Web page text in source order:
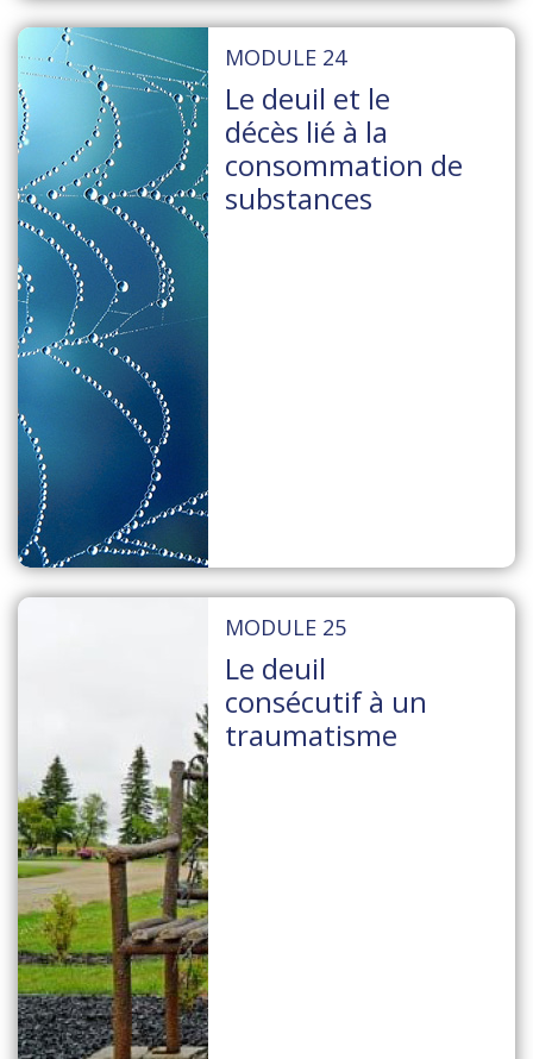
MODULE 24
Le deuil et le
décès lié à la
consommation de
substances
MODULE 25
Le deuil
consécutif à un
traumatisme